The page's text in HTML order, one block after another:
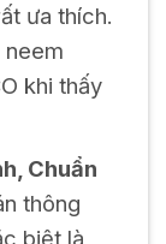
ưa thích.
neem
khi thấy
Chuẩn
thông
biệt là